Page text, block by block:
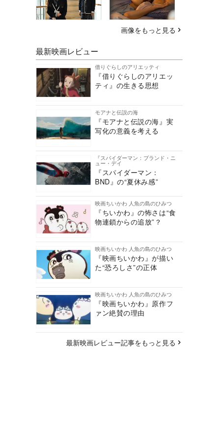
画像をもっと見る
最新映画レビュー
借りぐらしのアリエッティ
『借りぐらしのアリエッ
ティ』の生きる思想
モアナと伝説の海
『モアナと伝説の海』実
写化の意義を考える
『スパイダーマン：ブランド・ニ
ュー・デイ
『スパイダーマン：
BND』の“夏休み感”
映画ちいかわ 人魚の島のひみつ
『ちいかわ』の怖さは“食
物連鎖からの追放”？
映画ちいかわ 人魚の島のひみつ
『映画ちいかわ』が描い
た“恐ろしさ”の正体
映画ちいかわ 人魚の島のひみつ
『映画ちいかわ』原作フ
ァン絶賛の理由
最新映画レビュー記事をもっと見る